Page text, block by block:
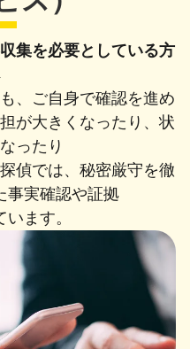
集を必要としている方
、ご自身で確認を進め
が大きくなったり、状
ったり
偵では、秘密厳守を徹
事実確認や証拠
ます。